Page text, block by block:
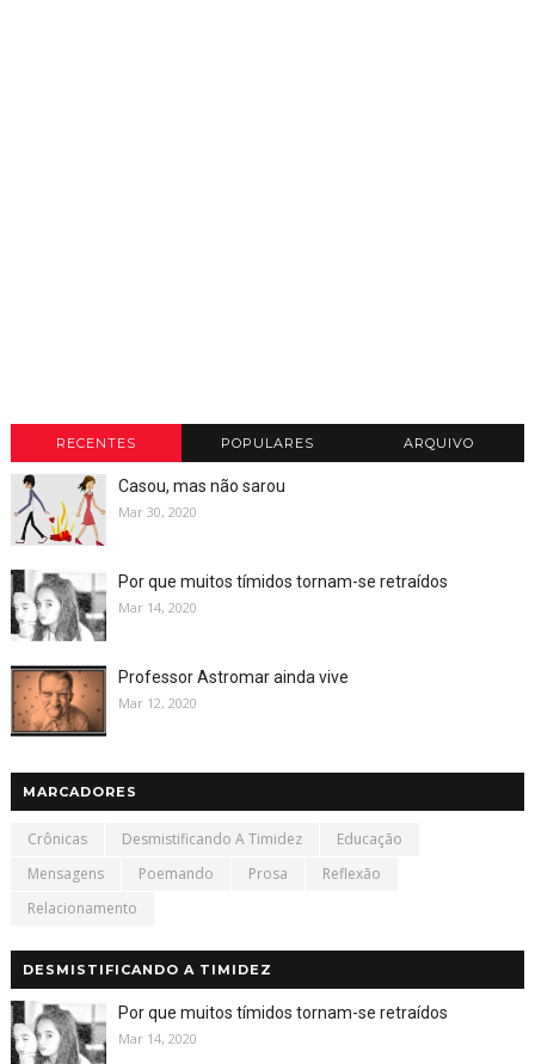
RECENTES POPULARES ARQUIVO
Casou, mas não sarou
Mar 30, 2020
Por que muitos tímidos tornam-se retraídos
Mar 14, 2020
Professor Astromar ainda vive
Mar 12, 2020
MARCADORES
Crônicas Desmistificando A Timidez
Educação
Mensagens
Poemando Prosa
Reflexão
Relacionamento
DESMISTIFICANDO A TIMIDEZ
Por que muitos tímidos tornam-se retraídos
Mar 14, 2020